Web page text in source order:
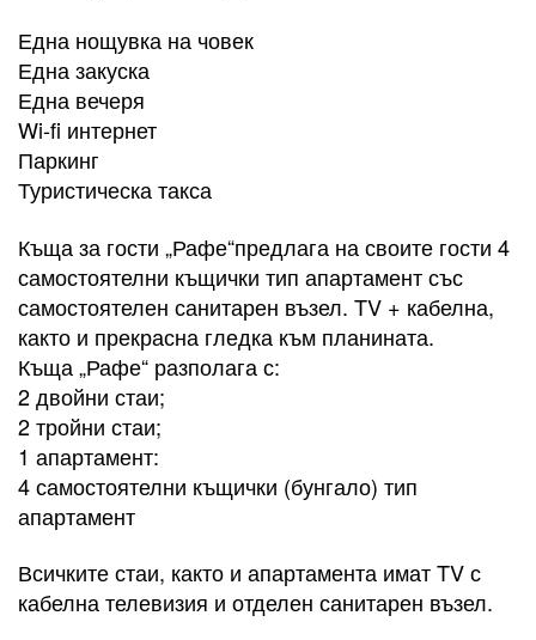
Една нощувка на човек
Една закуска
Една вечеря
Wi-fi интернет
Паркинг
Туристическа такса
Къща за гости „Рафе“предлага на своите гости 4
самостоятелни къщички тип апартамент със
самостоятелен санитарен възел. TV + кабелна,
както и прекрасна гледка към планината.
Къща „Рафе“ разполага с:
2 двойни стаи;
2 тройни стаи;
1 апартамент:
4 самостоятелни къщички (бунгало) тип
апартамент
Всичките стаи, както и апартамента имат TV с
кабелна телевизия и отделен санитарен възел.